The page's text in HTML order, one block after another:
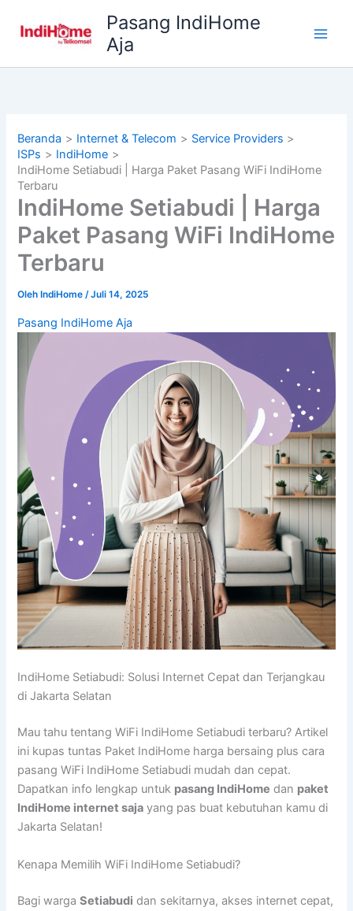
Pasang IndiHome
Aja
Beranda Internet & Telecom
Service Providers
ISPs
IndiHome
IndiHome Setiabudi | Harga Paket Pasang WiFi IndiHome
Terbaru
IndiHome Setiabudi | Harga
Paket Pasang WiFi IndiHome
Terbaru
Oleh IndiHome/Juli 14, 2025
Pasang IndiHome Aja
IndiHome Setiabudi: Solusi Internet Cepat dan Terjangkau
di Jakarta Selatan
Mau tahu tentang WiFi IndiHome Setiabudi terbaru? Artikel
ini kupas tuntas Paket IndiHome harga bersaing plus cara
pasang WiFi IndiHome Setiabudi mudah dan cepat.
Dapatkan info lengkap untuk pasang IndiHome dan paket
IndiHome internet saja yang pas buat kebutuhan kamu di
Jakarta Selatan!
Kenapa Memilih WiFi IndiHome Setiabudi?
Bagi wargaSetiabudi dan sekitarnya, akses internet cepat,